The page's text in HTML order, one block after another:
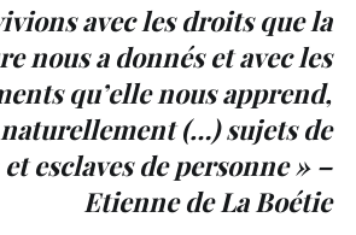
avec les droits que la
nous a donnés et avec les
qu’elle nous apprend,
(…) sujets de
esclaves de personne » –
Etienne de La Boétie